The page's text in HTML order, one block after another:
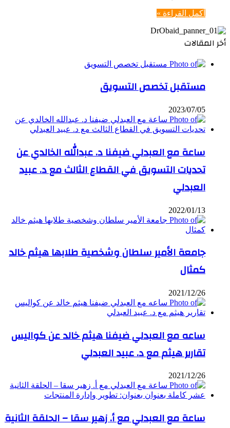
أكمل القراءة »
أخر المقالات
مستقبل تخصص التسويق
2023/07/05
ساعة مع العبدلي ضيفنا د. عبدالله الخالدي عن
تحديات التسويق في القطاع الثالث مع د. عبيد
العبدلي
2022/01/13
جامعة الأمير سلطان وشخصية طلابها هيثم خالد
كمثال
2021/12/26
ساعه مع العبدلي ضيفنا هيثم خالد عن كواليس
تقارير هيثم مع د. عبيد العبدلي
2021/12/26
ساعة مع العبدلي مع أ. زهير سقا – الحلقة الثانية